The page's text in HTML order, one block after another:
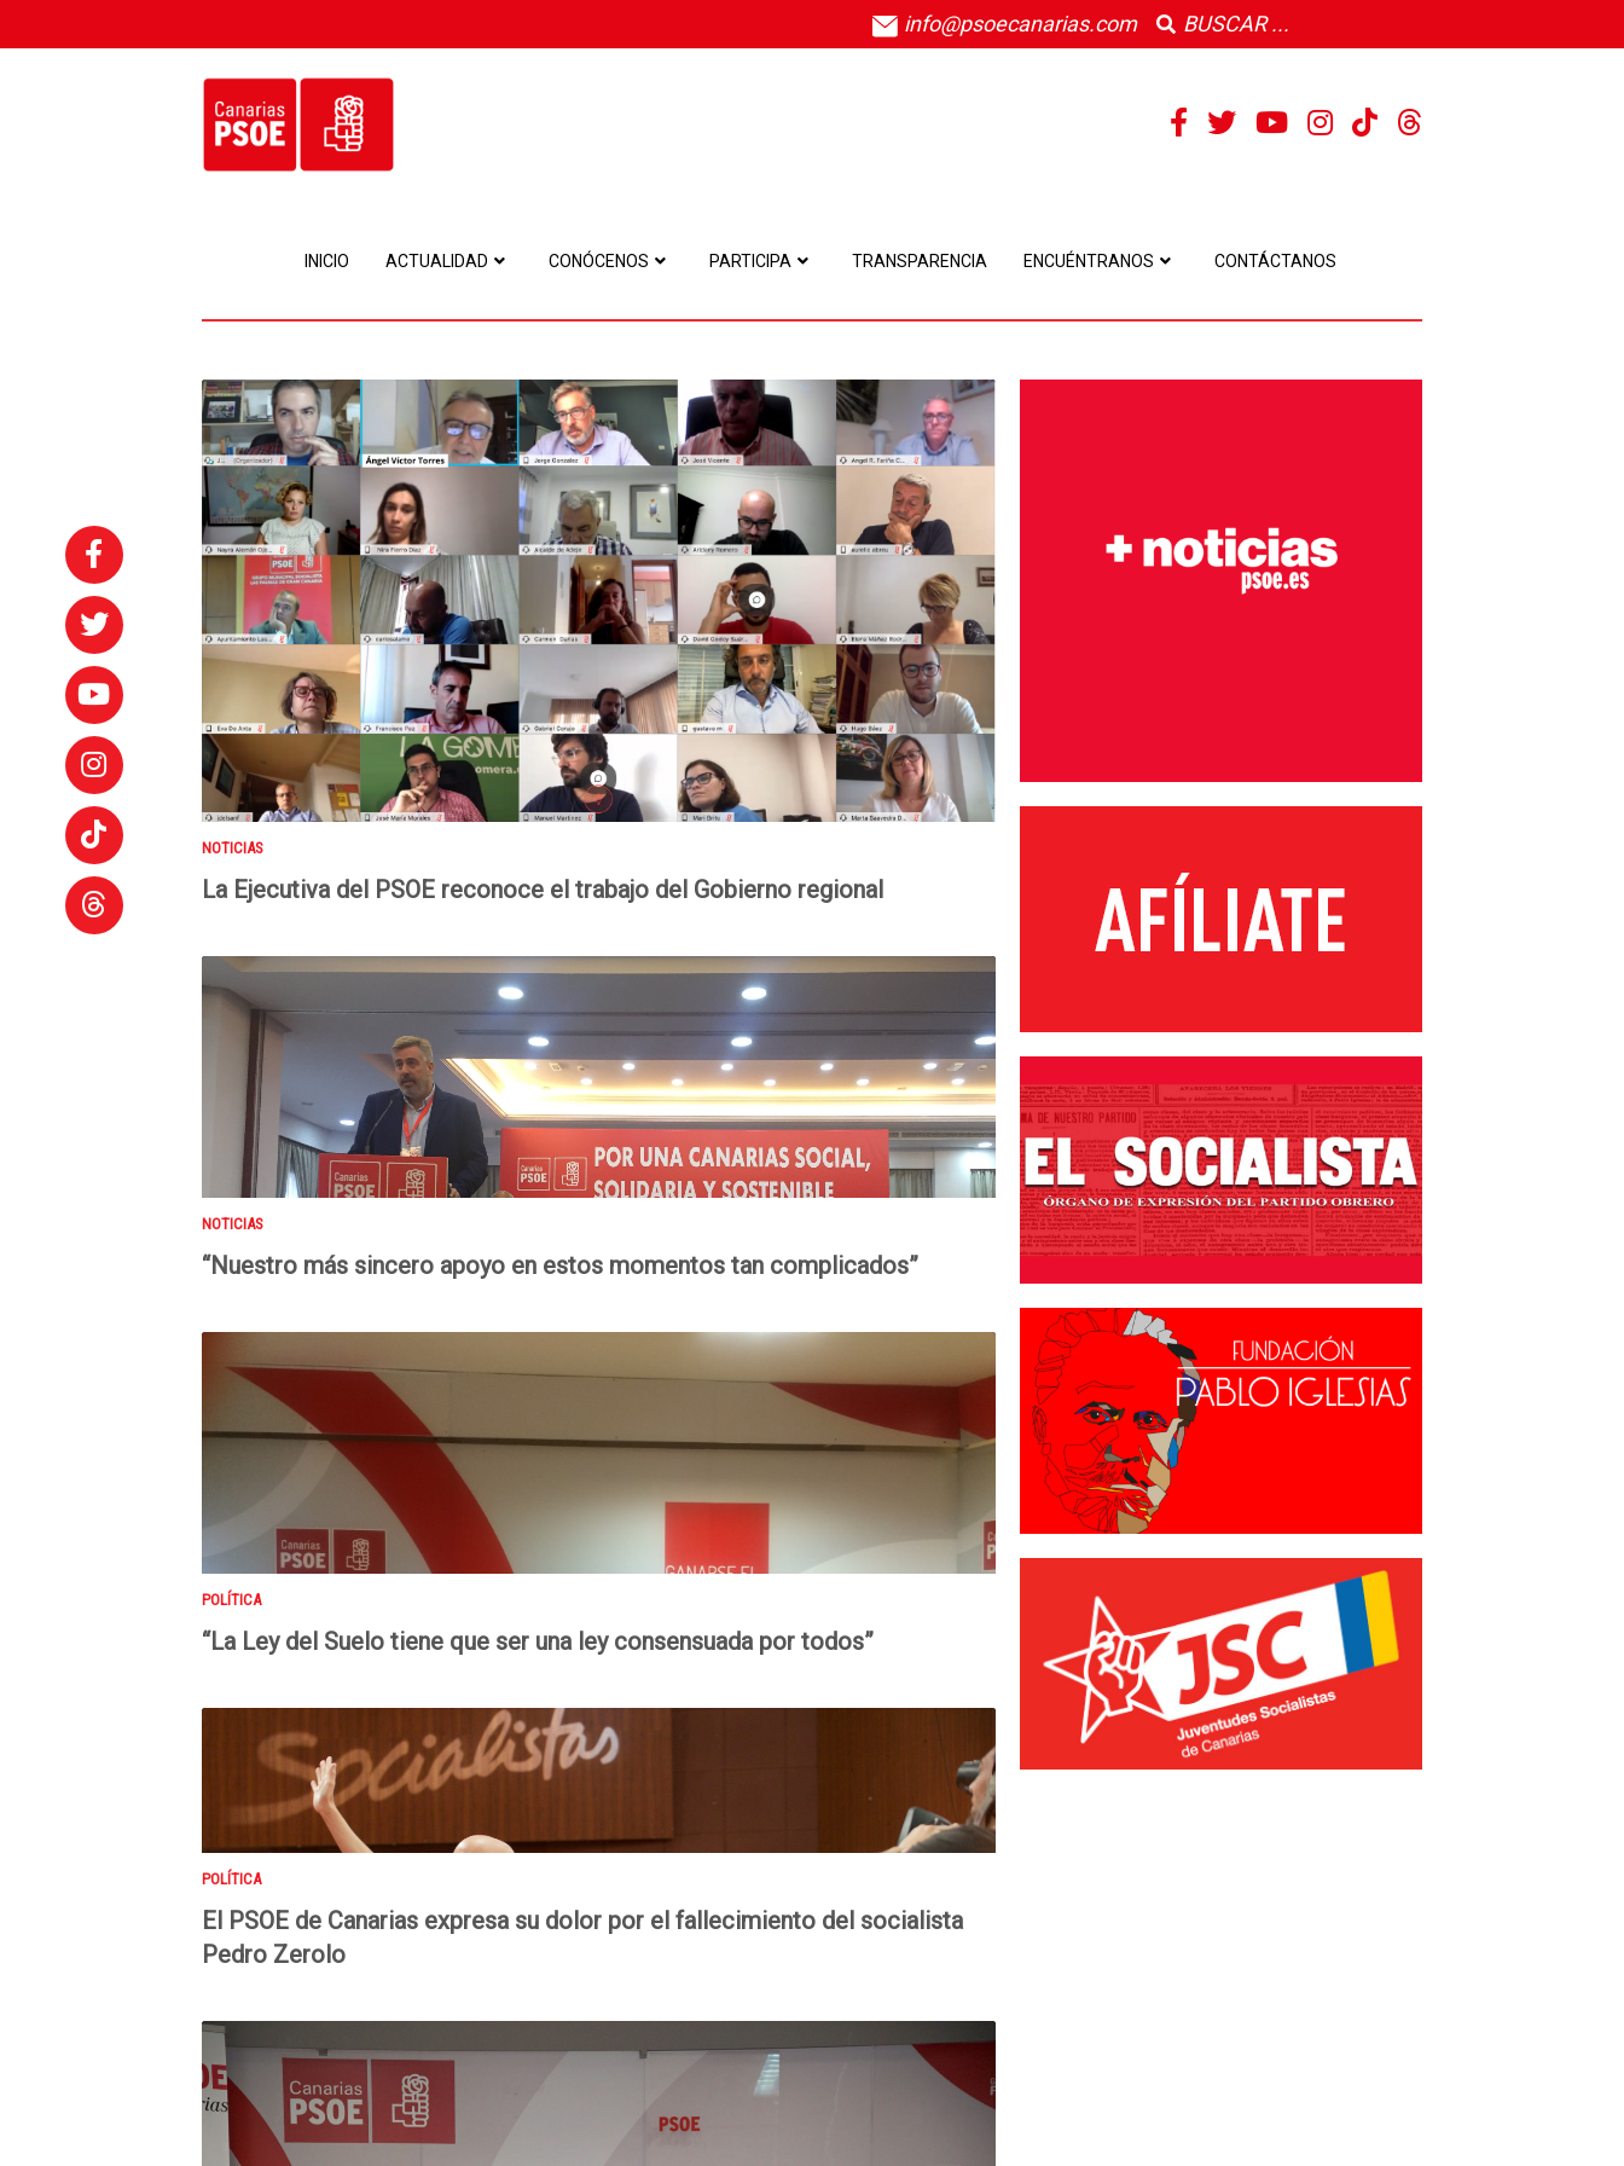
info@psoecanarias.com
INICIO ACTUALIDAD CONÓCENOS PARTICIPA TRANSPARENCIA ENCUÉNTRANOS CONTÁCTANOS
NOTICIAS
La Ejecutiva del PSOE reconoce el trabajo del Gobierno regional
NOTICIAS
“Nuestro más sincero apoyo en estos momentos tan complicados”
POLÍTICA
“La Ley del Suelo tiene que ser una ley consensuada por todos”
POLÍTICA
El PSOE de Canarias expresa su dolor por el fallecimiento del socialista
Pedro Zerolo